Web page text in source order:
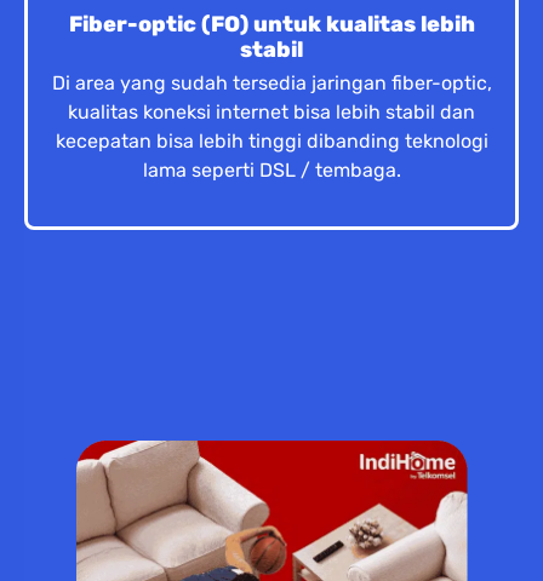
Fiber-optic (FO) untuk kualitas lebih
stabil
Di area yang sudah tersedia jaringan fiber-optic,
kualitas koneksi internet bisa lebih stabil dan
kecepatan bisa lebih tinggi dibanding teknologi
lama seperti DSL / tembaga.